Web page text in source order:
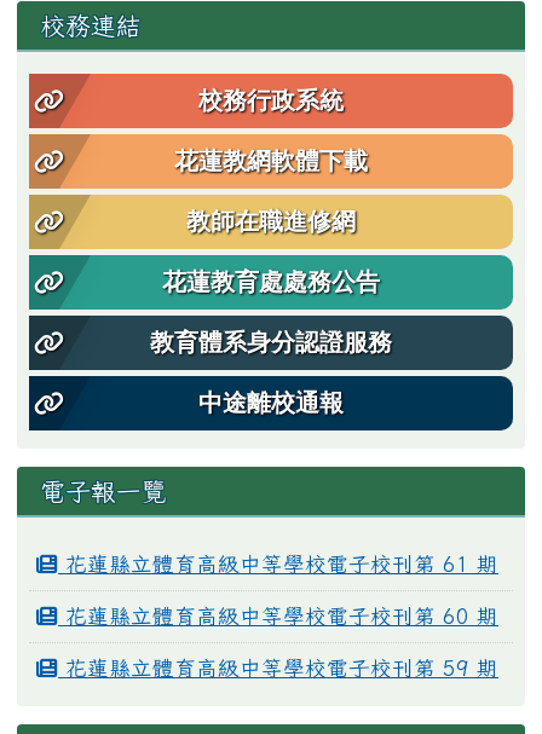
左邊區域內容
校務連結
校務行政系統
花蓮教網軟體下載
教師在職進修網
花蓮教育處處務公告
教育體系身分認證服務
中途離校通報
電子報一覽
花蓮縣立體育高級中等學校電子校刊第 61 期
花蓮縣立體育高級中等學校電子校刊第 60 期
花蓮縣立體育高級中等學校電子校刊第 59 期